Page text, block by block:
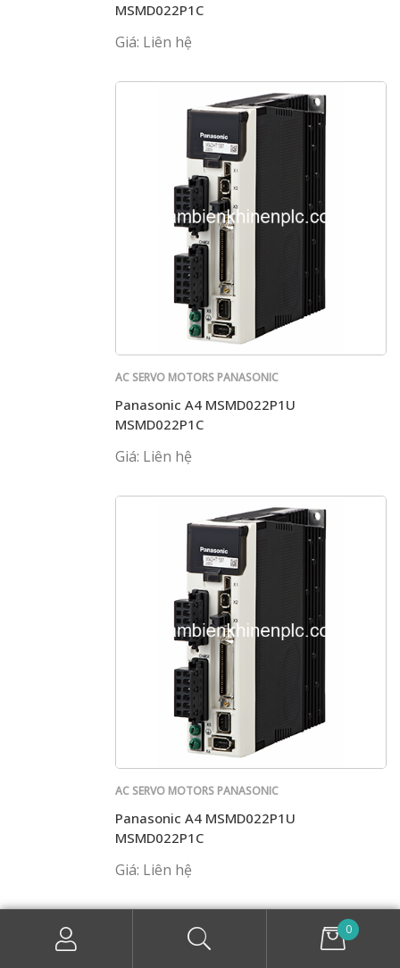
MSMD022P1C
Giá: Liên hệ
AC SERVO MOTORS PANASONIC
Panasonic A4 MSMD022P1U
MSMD022P1C
Giá: Liên hệ
AC SERVO MOTORS PANASONIC
Panasonic A4 MSMD022P1U
MSMD022P1C
Giá: Liên hệ
0